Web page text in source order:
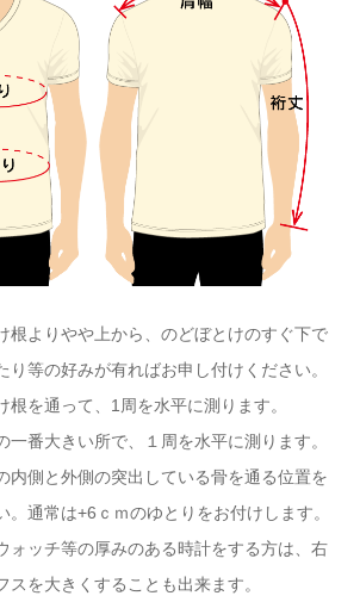
よりやや上から、のどぼとけのすぐ下で
り等の好みが有ればお申し付けください。
を通って、1周を水平に測ります。
番大きい所で、１周を水平に測ります。
側と外側の突出している骨を通る位置を
。通常は+6ｃｍのゆとりをお付けします。
ォッチ等の厚みのある時計をする方は、右
スを大きくすることも出来ます。